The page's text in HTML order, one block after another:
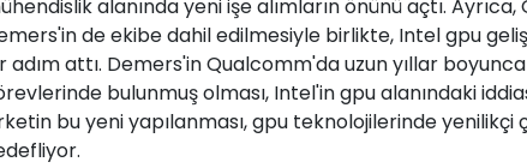
alanında yeni işe alımların önünü açtı. Ayrıca,
de ekibe dahil edilmesiyle birlikte, Intel gpu
adım attı. Demers'in Qualcomm'da uzun yıllar
bulunmuş olması, Intel'in gpu alanındaki
bu yeni yapılanması, gpu teknolojilerinde yenilikçi